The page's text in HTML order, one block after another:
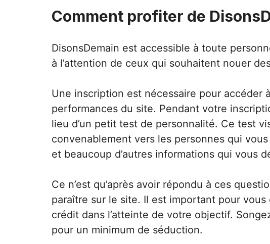
Comment profiter de
DisonsDemain est accessible à toute
à l’attention de ceux qui souhaitent nouer
Une inscription est nécessaire pour accéder
performances du site. Pendant votre
lieu d’un petit test de personnalité. Ce test
convenablement vers les personnes qui
et beaucoup d’autres informations qui vous
Ce n’est qu’après avoir répondu à ces
paraître sur le site. Il est important pour
crédit dans l’atteinte de votre objectif.
pour un minimum de séduction.